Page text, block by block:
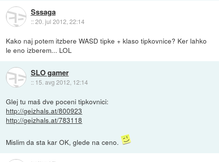
Sssaga
::20. jul 2012, 22:14
Kako naj potem itzbere WASD tipke + klaso tipkovnice? Ker lahko
le eno izberem... LOL
SLO gamer
:: 15. avg 2012, 12:14
Glej tu maš dve poceni tipkovnici:
http://geizhals.at/800923
http://geizhals.at/783118
Mislim da sta kar OK, glede na ceno.